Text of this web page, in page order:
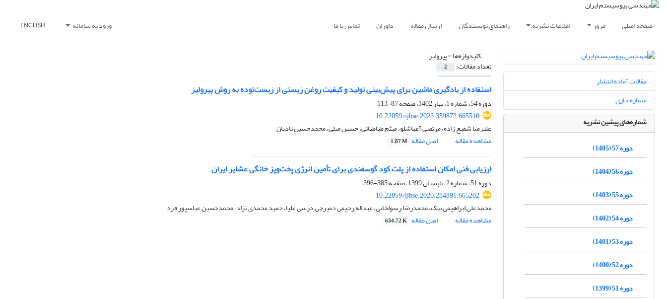
صفحه اصلی مرور اطلاعات نشریه راهنمای نویسندگان ارسال مقاله داوران تماس با ما ورود به سامانه ENGLISH
کلیدواژه‌ها =پیرولیز
تعداد مقالات: 2
استفاده از یادگیری ماشین برای پیش‌بینی تولید و کیفیت روغن زیستی از زیست‌توده به روش پیرولیز
دوره 54، شماره 1، بهار 1402، صفحه
87-113
10.22059/ijbse.2023.359872.665510
علیرضا شفیع زاده، مرتضی آغباشلو، میثم طباطبائی، حسین مبلی، محمدحسین نادیان
مشاهده مقاله
اصل مقاله 1.87 M
ارزیابی فنی امکان استفاده از پلت کود گوسفندی برای تأمین انرژی پخت‌‌وپز خانگی عشایر ایران
دوره 51، شماره 2، تابستان 1399، صفحه
385-396
10.22059/ijbse.2020.284891.665202
محمدعلی ابراهیمی نیک، محمدرضا رسولخانی، عبداله رحیمی دمیرچی درسی علیا، حمید محمدی نژاد، محمدحسین عباسپور فرد
مشاهده مقاله
اصل مقاله 634.72 K
مقالات آماده انتشار
شماره جاری
شماره‌های پیشین نشریه
دوره 57 (1405)
دوره 56 (1404)
دوره 55 (1403)
دوره 54 (1402)
دوره 53 (1401)
دوره 52 (1400)
دوره 51 (1399)